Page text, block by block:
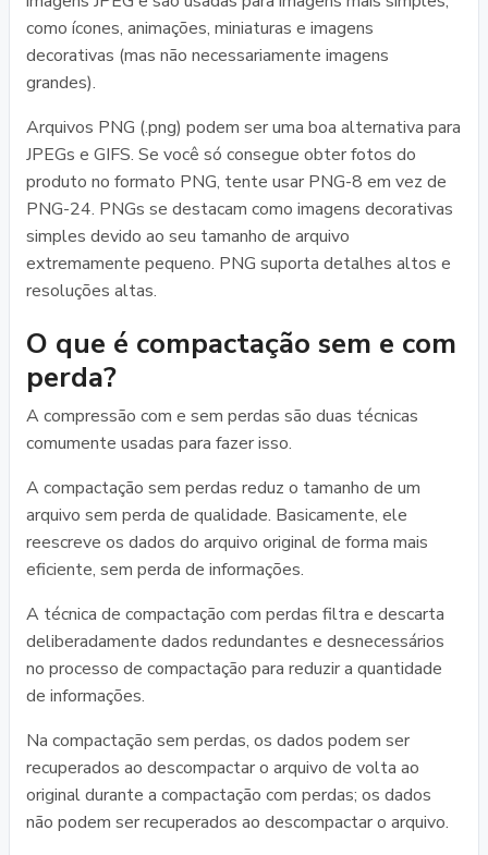
como ícones, animações, miniaturas e imagens
decorativas (mas não necessariamente imagens
grandes).
Arquivos PNG (.png) podem ser uma boa alternativa para
JPEGs e GIFS. Se você só consegue obter fotos do
produto no formato PNG, tente usar PNG-8 em vez de
PNG-24. PNGs se destacam como imagens decorativas
simples devido ao seu tamanho de arquivo
extremamente pequeno. PNG suporta detalhes altos e
resoluções altas.
O que é compactação sem e com
perda?
A compressão com e sem perdas são duas técnicas
comumente usadas para fazer isso.
A compactação sem perdas reduz o tamanho de um
arquivo sem perda de qualidade. Basicamente, ele
reescreve os dados do arquivo original de forma mais
eficiente, sem perda de informações.
A técnica de compactação com perdas filtra e descarta
deliberadamente dados redundantes e desnecessários
no processo de compactação para reduzir a quantidade
de informações.
Na compactação sem perdas, os dados podem ser
recuperados ao descompactar o arquivo de volta ao
original durante a compactação com perdas; os dados
não podem ser recuperados ao descompactar o arquivo.